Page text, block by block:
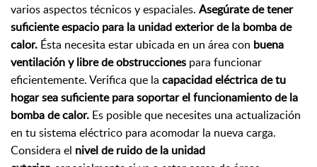
varios aspectos técnicos y espaciales. Asegúrate de tener
suficiente espacio para la unidad exterior de la bomba de
calor. Ésta necesita estar ubicada en un área con buena
ventilación y libre de obstrucciones para funcionar
eficientemente. Verifica que la capacidad eléctrica de tu
hogar sea suficiente para soportar el funcionamiento de la
bomba de calor. Es posible que necesites una actualización
en tu sistema eléctrico para acomodar la nueva carga.
Considera el nivel de ruido de la unidad